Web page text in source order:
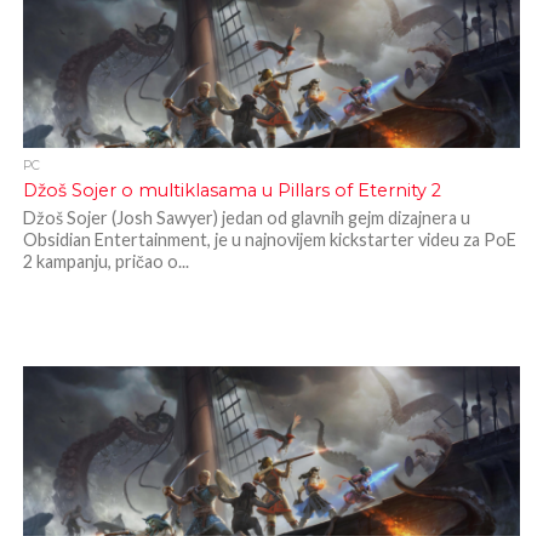
PC
Džoš Sojer o multiklasama u Pillars of Eternity 2
Džoš Sojer (Josh Sawyer) jedan od glavnih gejm dizajnera u
Obsidian Entertainment, je u najnovijem kickstarter videu za PoE
2 kampanju, pričao o...